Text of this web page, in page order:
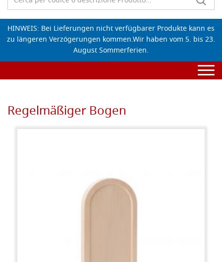
HINWEIS: Bei Lieferungen nicht verfügbarer Produkte kann es
zu längeren Verzögerungen kommen.Wir haben vom 5. bis 23.
August Sommerferien.
Regelmäßiger Bogen